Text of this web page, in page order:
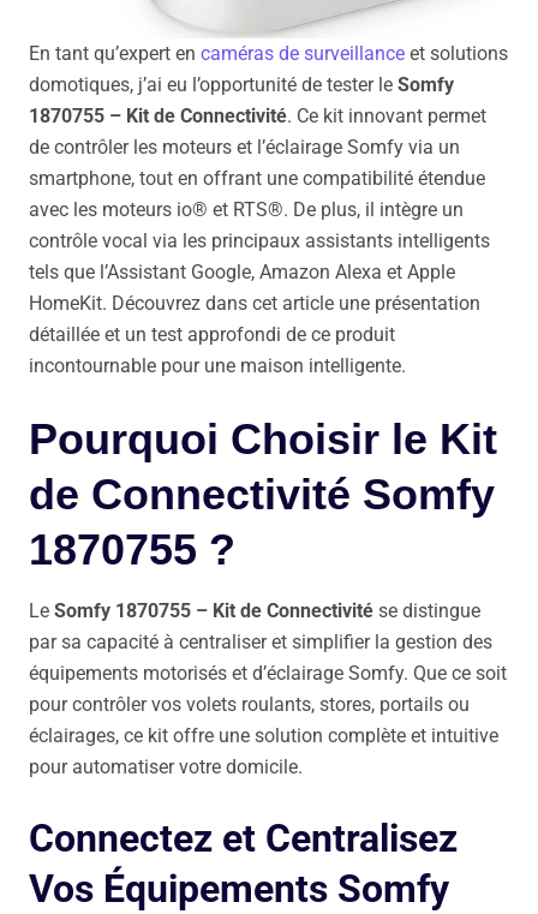
En tant qu’expert en caméras de surveillance et solutions
domotiques, j’ai eu l’opportunité de tester le Somfy
1870755 – Kit de Connectivité. Ce kit innovant permet
de contrôler les moteurs et l’éclairage Somfy via un
smartphone, tout en offrant une compatibilité étendue
avec les moteurs io® et RTS®. De plus, il intègre un
contrôle vocal via les principaux assistants intelligents
tels que l’Assistant Google, Amazon Alexa et Apple
HomeKit. Découvrez dans cet article une présentation
détaillée et un test approfondi de ce produit
incontournable pour une maison intelligente.
Pourquoi Choisir le Kit
de Connectivité Somfy
1870755 ?
Le Somfy 1870755 – Kit de Connectivité se distingue
par sa capacité à centraliser et simplifier la gestion des
équipements motorisés et d’éclairage Somfy. Que ce soit
pour contrôler vos volets roulants, stores, portails ou
éclairages, ce kit offre une solution complète et intuitive
pour automatiser votre domicile.
Connectez et Centralisez
Vos Équipements Somfy